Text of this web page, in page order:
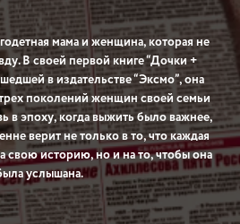
мама и женщина, которая не
В своей первой книге “Дочки +
в издательстве “Эксмо”, она
поколений женщин своей семьи
в эпоху, когда выжить было важнее,
верит не только в то, что каждая
свою историю, но и на то, чтобы она
услышана.